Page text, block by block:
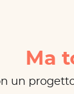
Ma
un